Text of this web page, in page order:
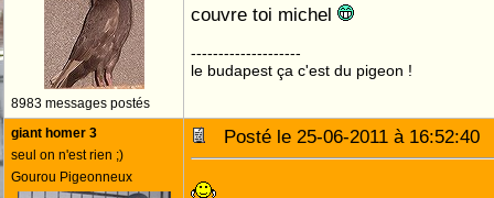
8983 messages postés
couvre toi michel
--------------------
le budapest ça c'est du pigeon !
giant homer 3
seul on n'est rien ;)
Gourou Pigeonneux
Posté le 25-06-2011 à